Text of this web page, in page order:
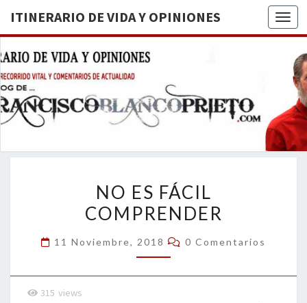
ITINERARIO DE VIDA Y OPINIONES
DE
BREVE
RECORRIDO
VITAL Y
ACTUALIDAD
ES
FÁCIL
NO ES FÁCIL
COMPRENDER
11 Noviembre, 2018 Comentarios
0 Comentarios
315 views